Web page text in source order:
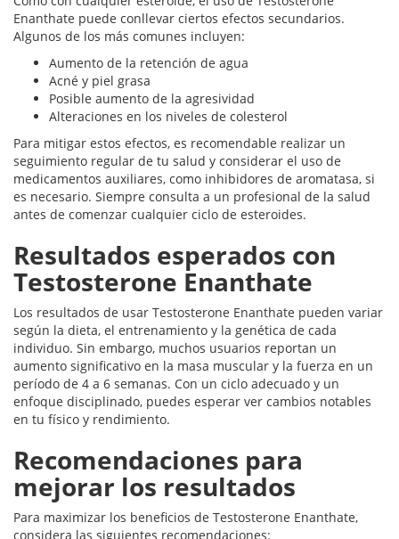
Enanthate puede conllevar ciertos efectos secundarios.
Algunos de los más comunes incluyen:
Aumento de la retención de agua
Acné y piel grasa
Posible aumento de la agresividad
Alteraciones en los niveles de colesterol
Para mitigar estos efectos, es recomendable realizar un
seguimiento regular de tu salud y considerar el uso de
medicamentos auxiliares, como inhibidores de aromatasa, si
es necesario. Siempre consulta a un profesional de la salud
antes de comenzar cualquier ciclo de esteroides.
Resultados esperados con
Testosterone Enanthate
Los resultados de usar Testosterone Enanthate pueden variar
según la dieta, el entrenamiento y la genética de cada
individuo. Sin embargo, muchos usuarios reportan un
aumento significativo en la masa muscular y la fuerza en un
período de 4 a 6 semanas. Con un ciclo adecuado y un
enfoque disciplinado, puedes esperar ver cambios notables
en tu físico y rendimiento.
Recomendaciones para
mejorar los resultados
Para maximizar los beneficios de Testosterone Enanthate,
considera las siguientes recomendaciones: